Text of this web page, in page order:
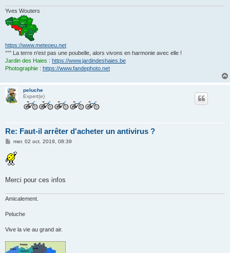
Yves Wouters
https://www.meteoeu.net
°°° La terre n'est pas une poubelle, alors vivons en harmonie avec elle !
Jardin des Haies : https://www.jardindeshaies.be
Photographie : https://www.fandephoto.net
peluche
Expert(e)
Re: Faut-il arrêter d'acheter un antivirus ?
M
s
s
a
e
mer. 02 oct. 2019, 08:39
Merci pour ces infos
Amicalement.
Peluche
Vive la vie au grand air.